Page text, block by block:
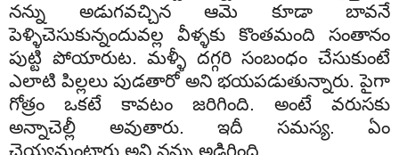
నన్ను అడుగవచ్చిన ఆమె కూడా బావనే
పెళ్ళిచెసుకున్నందువల్ల వీళ్ళకు కొంతమంది సంతానం
పుట్టి పోయారుట. మళ్ళీ దగ్గరి సంబంధం చేసుకుంటే
ఎలాటి పిల్లలు పుడతారో అని భయపడుతున్నారు. పైగా
గోత్రం ఒకటే కావటం జరిగింది. అంటే వరుసకు
అన్నాచెల్లీ అవుతారు. ఇదీ సమస్య. ఏం
చెయ్యమంటారు అని నన్ను అడిగింది.